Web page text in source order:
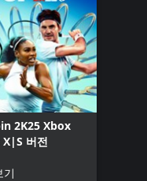
내용을 확인하세요. 특
할 수 있으며, 모든 사
약관에 따라 별도 고지
.
우 게임이나 온라인
라인 플레이와 다운로
별도 유로 플랫폼 구독
수수료는 사용자가 책
지니어링, 디컴파일링,
제 방지 우회는 금지
2K25 Xbox
X|S 버전
기